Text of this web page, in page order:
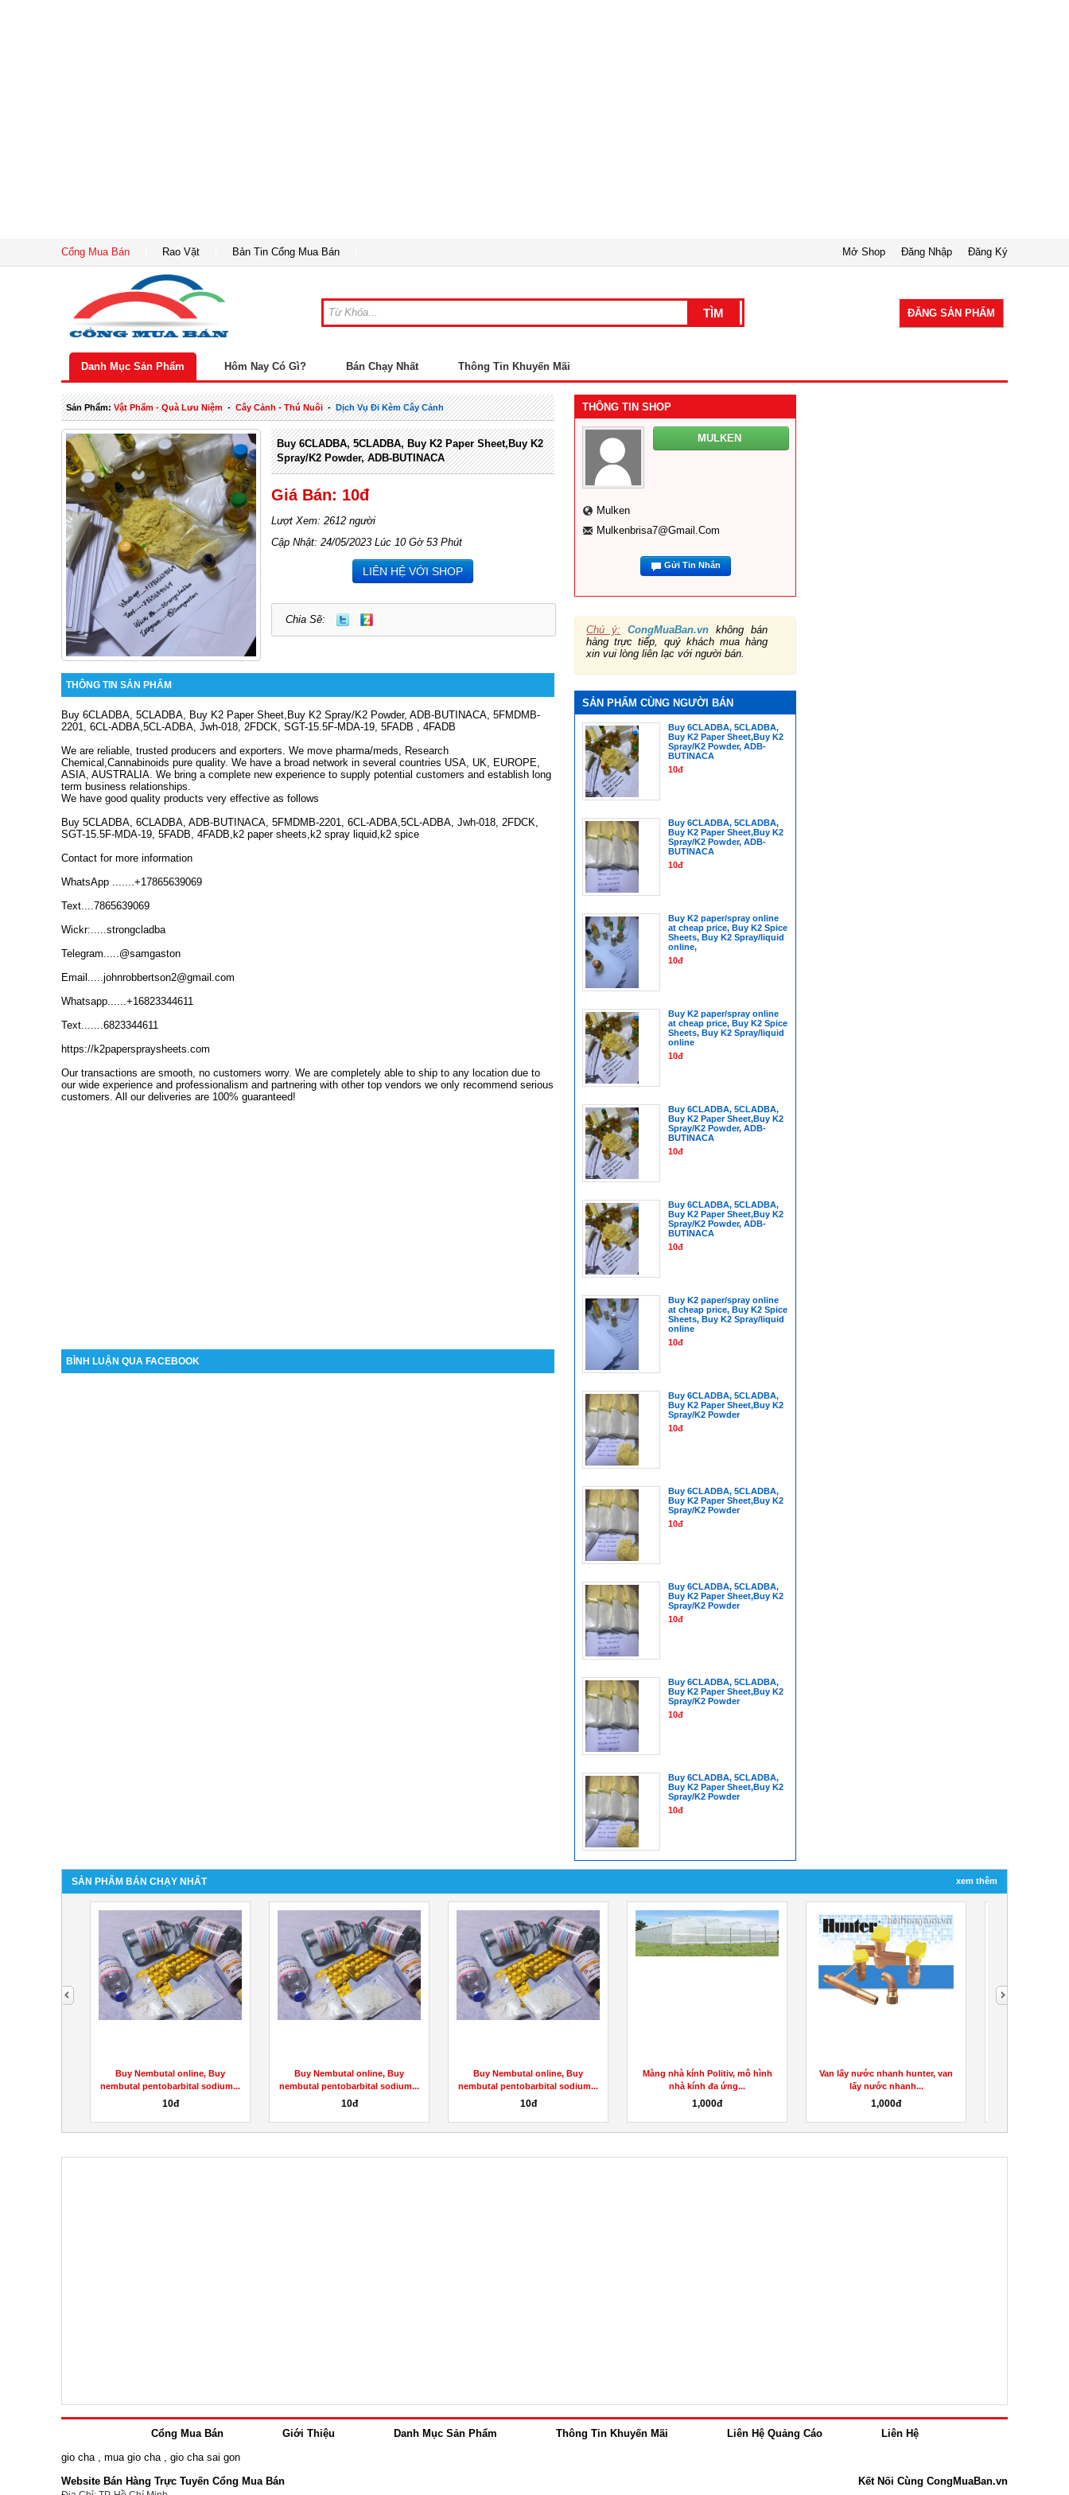
Cổng Mua Bán Rao Vặt Bản Tin Cổng Mua Bán Đăng Ký
Đăng Nhập
Mở Shop
ĐĂNG SẢN PHẨM
Danh Mục Sản Phẩm Hôm Nay Có Gì? Bán Chạy Nhất Thông Tin Khuyến Mãi
Sản Phẩm:Vật Phẩm - Quà Lưu Niệm-Cây Cảnh - Thú Nuôi-Dịch Vụ Đi Kèm Cây Cảnh
Buy 6CLADBA, 5CLADBA, Buy K2 Paper Sheet,Buy K2
Spray/K2 Powder, ADB-BUTINACA
Giá Bán: 10đ
Lượt Xem: 2612 người
Cập Nhật: 24/05/2023 Lúc 10 Gờ 53 Phút
LIÊN HỆ VỚI SHOP
Chia Sẽ:
THÔNG TIN SẢN PHẨM
Buy 6CLADBA, 5CLADBA, Buy K2 Paper Sheet,Buy K2 Spray/K2 Powder, ADB-BUTINACA, 5FMDMB-
2201, 6CL-ADBA,5CL-ADBA, Jwh-018, 2FDCK, SGT-15.5F-MDA-19, 5FADB , 4FADB
We are reliable, trusted producers and exporters. We move pharma/meds, Research
Chemical,Cannabinoids pure quality. We have a broad network in several countries USA, UK, EUROPE,
ASIA, AUSTRALIA. We bring a complete new experience to supply potential customers and establish long
term business relationships.
We have good quality products very effective as follows
Buy 5CLADBA, 6CLADBA, ADB-BUTINACA, 5FMDMB-2201, 6CL-ADBA,5CL-ADBA, Jwh-018, 2FDCK,
SGT-15.5F-MDA-19, 5FADB, 4FADB,k2 paper sheets,k2 spray liquid,k2 spice
Contact for more information
WhatsApp .......+17865639069
Text....7865639069
Wickr:.....strongcladba
Telegram.....@samgaston
Email.....johnrobbertson2@gmail.com
Whatsapp......+16823344611
Text.......6823344611
https://k2paperspraysheets.com
Our transactions are smooth, no customers worry. We are completely able to ship to any location due to
our wide experience and professionalism and partnering with other top vendors we only recommend serious
customers. All our deliveries are 100% guaranteed!
BÌNH LUẬN QUA FACEBOOK
THÔNG TIN SHOP
MULKEN
Mulken
Mulkenbrisa7@gmail.com
Gửi Tin Nhắn
Chú ý: CongMuaBan.vn không bán
hàng trực tiếp, quý khách mua hàng
xin vui lòng liên lạc với người bán.
SẢN PHẨM CÙNG NGƯỜI BÁN
Buy 6CLADBA, 5CLADBA,
Buy K2 Paper Sheet,Buy K2
Spray/K2 Powder, ADB-
BUTINACA
10đ
Buy 6CLADBA, 5CLADBA,
Buy K2 Paper Sheet,Buy K2
Spray/K2 Powder, ADB-
BUTINACA
10đ
Buy K2 paper/spray online
at cheap price, Buy K2 Spice
Sheets, Buy K2 Spray/liquid
online,
10đ
Buy K2 paper/spray online
at cheap price, Buy K2 Spice
Sheets, Buy K2 Spray/liquid
online
10đ
Buy 6CLADBA, 5CLADBA,
Buy K2 Paper Sheet,Buy K2
Spray/K2 Powder, ADB-
BUTINACA
10đ
Buy 6CLADBA, 5CLADBA,
Buy K2 Paper Sheet,Buy K2
Spray/K2 Powder, ADB-
BUTINACA
10đ
Buy K2 paper/spray online
at cheap price, Buy K2 Spice
Sheets, Buy K2 Spray/liquid
online
10đ
Buy 6CLADBA, 5CLADBA,
Buy K2 Paper Sheet,Buy K2
Spray/K2 Powder
10đ
Buy 6CLADBA, 5CLADBA,
Buy K2 Paper Sheet,Buy K2
Spray/K2 Powder
10đ
Buy 6CLADBA, 5CLADBA,
Buy K2 Paper Sheet,Buy K2
Spray/K2 Powder
10đ
Buy 6CLADBA, 5CLADBA,
Buy K2 Paper Sheet,Buy K2
Spray/K2 Powder
10đ
Buy 6CLADBA, 5CLADBA,
Buy K2 Paper Sheet,Buy K2
Spray/K2 Powder
10đ
SẢN PHẨM BÁN CHẠY NHẤT xem thêm
Màng nhà kính Politiv, mô hình
nhà kính đa ứng...
1,000đ
Van lấy nước nhanh hunter, van
lấy nước nhanh...
1,000đ
Buy Nembutal online, Buy
nembutal pentobarbital sodium...
10đ
Buy Nembutal online, Buy
nembutal pentobarbital sodium...
10đ
Buy Nembutal online, Buy
nembutal pentobarbital sodium...
10đ
next
Cổng Mua Bán Giới Thiệu Danh Mục Sản Phẩm Thông Tin Khuyến Mãi Liên Hệ Quảng Cáo
Liên Hệ
gio cha
mua gio cha
gio cha sai gon
Website Bán Hàng Trực Tuyến Cổng Mua Bán
Kết Nối Cùng CongMuaBan.vn